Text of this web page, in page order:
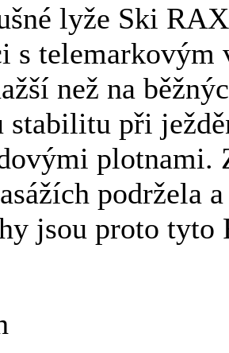
lyže Ski
s
než na
stabilitu při
plotnami.
podržela
jsou proto